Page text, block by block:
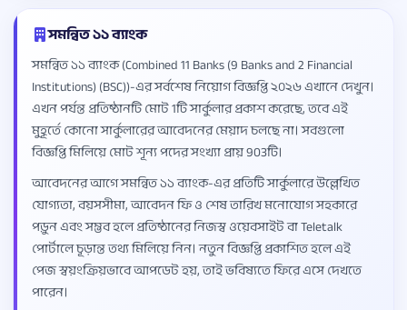
সমন্বিত ১১ ব্যাংক
সমন্বিত ১১ ব্যাংক (Combined 11 Banks (9 Banks and 2 Financial
Institutions) (BSC))-এর সর্বশেষ নিয়োগ বিজ্ঞপ্তি ২০২৬ এখানে দেখুন।
এখন পর্যন্ত প্রতিষ্ঠানটি মোট 1টি সার্কুলার প্রকাশ করেছে, তবে এই
মুহূর্তে কোনো সার্কুলারের আবেদনের মেয়াদ চলছে না। সবগুলো
বিজ্ঞপ্তি মিলিয়ে মোট শূন্য পদের সংখ্যা প্রায় 903টি।
আবেদনের আগে সমন্বিত ১১ ব্যাংক-এর প্রতিটি সার্কুলারে উল্লেখিত
যোগ্যতা, বয়সসীমা, আবেদন ফি ও শেষ তারিখ মনোযোগ সহকারে
পড়ুন এবং সম্ভব হলে প্রতিষ্ঠানের নিজস্ব ওয়েবসাইট বা Teletalk
পোর্টালে চূড়ান্ত তথ্য মিলিয়ে নিন। নতুন বিজ্ঞপ্তি প্রকাশিত হলে এই
পেজ স্বয়ংক্রিয়ভাবে আপডেট হয়, তাই ভবিষ্যতে ফিরে এসে দেখতে
পারেন।